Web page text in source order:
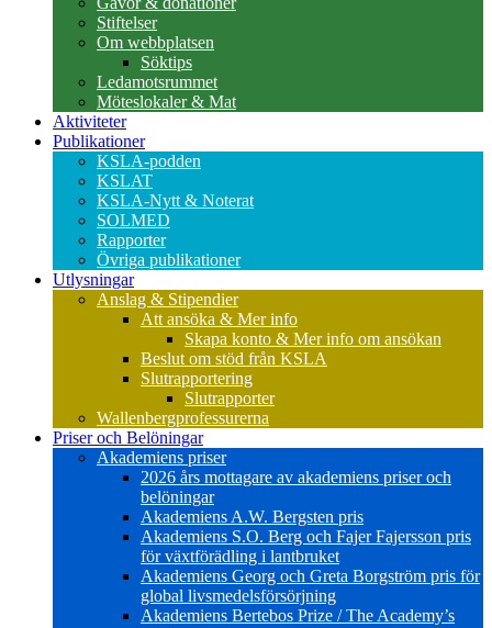
Stiftelser
Om webbplatsen
Söktips
Ledamotsrummet
Möteslokaler & Mat
Aktiviteter
Publikationer
KSLA-podden
KSLAT
KSLA-Nytt & Noterat
SOLMED
Rapporter
Övriga publikationer
Utlysningar
Anslag & Stipendier
Att ansöka & Mer info
Skapa konto & Mer info om ansökan
Beslut om stöd från KSLA
Slutrapportering
Slutrapporter
Wallenbergprofessurerna
Priser och Belöningar
Akademiens priser
2026 års mottagare av akademiens priser och
belöningar
Akademiens A.W. Bergsten pris
Akademiens S.O. Berg och Fajer Fajersson pris
för växtförädling i lantbruket
Akademiens Georg och Greta Borgström pris för
global livsmedelsförsörjning
Akademiens Bertebos Prize / The Academy’s